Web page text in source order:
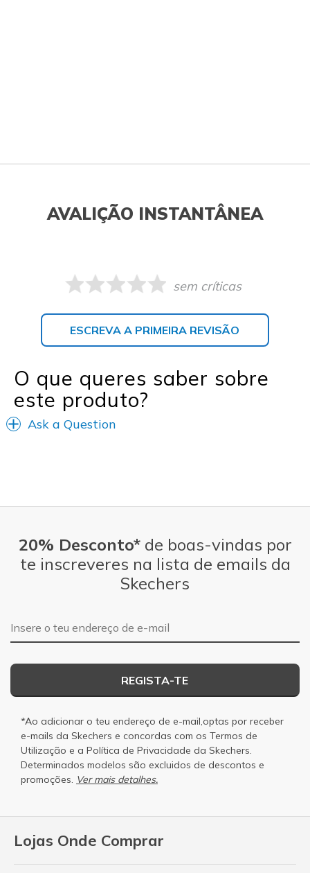
AVALIÇÃO INSTANTÂNEA
sem críticas
ESCREVA A PRIMEIRA REVISÃO
O que queres saber sobre
este produto?
Ask a Question
Lojas Onde Comprar
20% Desconto*de boas-vindas por
te inscreveres na lista de emails da
Skechers
Endereço de e-mail
REGISTA-TE
*Ao adicionar o teu endereço de e-mail,optas por receber
e-mails da Skechers e concordas com os Termos de
Utilização e a Política de Privacidade da Skechers.
Determinados modelos são excluidos de descontos e
promoções. Ver mais detalhes.